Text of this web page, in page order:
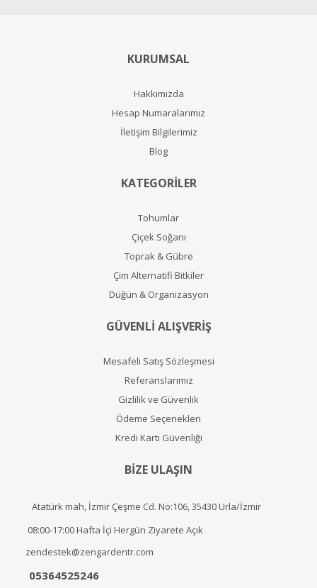
KURUMSAL
Hakkımızda
Hesap Numaralarımız
İletişim Bilgilerimiz
Blog
KATEGORİLER
Tohumlar
Çiçek Soğanı
Toprak & Gübre
Çim Alternatifi Bitkiler
Düğün & Organizasyon
GÜVENLİ ALIŞVERİŞ
Mesafeli Satış Sözleşmesi
Referanslarımız
Gizlilik ve Güvenlik
Ödeme Seçenekleri
Kredi Kartı Güvenliği
BİZE ULAŞIN
Atatürk mah, İzmir Çeşme Cd. No:106, 35430 Urla/İzmir
08:00-17:00 Hafta İçi Hergün Ziyarete Açık
zendestek@zengardentr.com
05364525246